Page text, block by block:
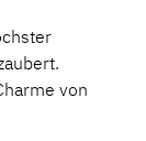
von